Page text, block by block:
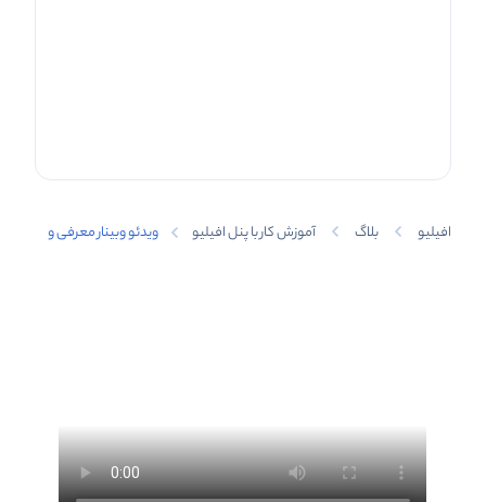
افیلیو بلاگ آموزش کار با پنل افیلیو
ویدئو وبینار معرفی و